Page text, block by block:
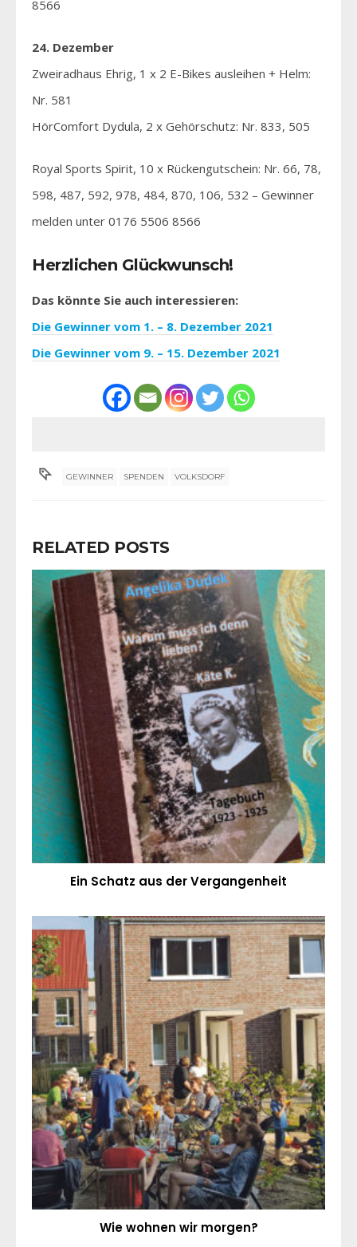
8566
24. Dezember
Zweiradhaus Ehrig, 1 x 2 E-Bikes ausleihen + Helm:
Nr. 581
HörComfort Dydula, 2 x Gehörschutz: Nr. 833, 505
Royal Sports Spirit, 10 x Rückengutschein: Nr. 66, 78,
598, 487, 592, 978, 484, 870, 106, 532 – Gewinner
melden unter 0176 5506 8566
Herzlichen Glückwunsch!
Das könnte Sie auch interessieren:
Die Gewinner vom 1. – 8. Dezember 2021
Die Gewinner vom 9. – 15. Dezember 2021
GEWINNER SPENDEN VOLKSDORF
RELATED POSTS
Ein Schatz aus der Vergangenheit
Wie wohnen wir morgen?